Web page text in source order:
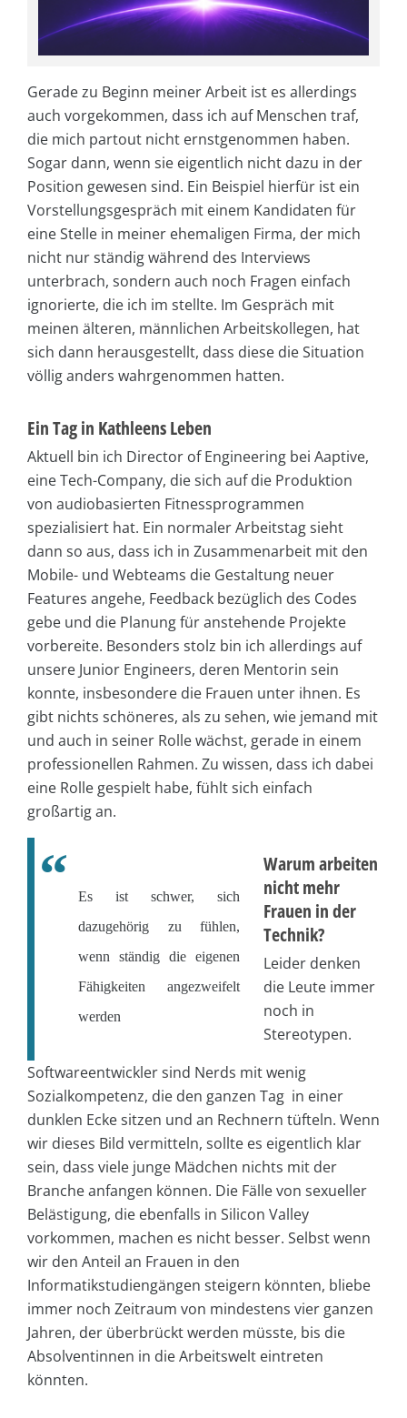
Gerade zu Beginn meiner Arbeit ist es allerdings
auch vorgekommen, dass ich auf Menschen traf,
die mich partout nicht ernstgenommen haben.
Sogar dann, wenn sie eigentlich nicht dazu in der
Position gewesen sind. Ein Beispiel hierfür ist ein
Vorstellungsgespräch mit einem Kandidaten für
eine Stelle in meiner ehemaligen Firma, der mich
nicht nur ständig während des Interviews
unterbrach, sondern auch noch Fragen einfach
ignorierte, die ich im stellte. Im Gespräch mit
meinen älteren, männlichen Arbeitskollegen, hat
sich dann herausgestellt, dass diese die Situation
völlig anders wahrgenommen hatten.
Ein Tag in Kathleens Leben
Aktuell bin ich Director of Engineering bei Aaptive,
eine Tech-Company, die sich auf die Produktion
von audiobasierten Fitnessprogrammen
spezialisiert hat. Ein normaler Arbeitstag sieht
dann so aus, dass ich in Zusammenarbeit mit den
Mobile- und Webteams die Gestaltung neuer
Features angehe, Feedback bezüglich des Codes
gebe und die Planung für anstehende Projekte
vorbereite. Besonders stolz bin ich allerdings auf
unsere Junior Engineers, deren Mentorin sein
konnte, insbesondere die Frauen unter ihnen. Es
gibt nichts schöneres, als zu sehen, wie jemand mit
und auch in seiner Rolle wächst, gerade in einem
professionellen Rahmen. Zu wissen, dass ich dabei
eine Rolle gespielt habe, fühlt sich einfach
großartig an.
Es ist schwer, sich
dazugehörig zu fühlen,
wenn ständig die eigenen
Fähigkeiten angezweifelt
werden
Warum arbeiten
nicht mehr
Frauen in der
Technik?
Leider denken
die Leute immer
noch in
Stereotypen.
Softwareentwickler sind Nerds mit wenig
Sozialkompetenz, die den ganzen Tag in einer
dunklen Ecke sitzen und an Rechnern tüfteln. Wenn
wir dieses Bild vermitteln, sollte es eigentlich klar
sein, dass viele junge Mädchen nichts mit der
Branche anfangen können. Die Fälle von sexueller
Belästigung, die ebenfalls in Silicon Valley
vorkommen, machen es nicht besser. Selbst wenn
wir den Anteil an Frauen in den
Informatikstudiengängen steigern könnten, bliebe
immer noch Zeitraum von mindestens vier ganzen
Jahren, der überbrückt werden müsste, bis die
Absolventinnen in die Arbeitswelt eintreten
könnten.